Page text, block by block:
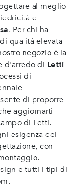
al meglio
e
. Per chi ha
qualità elevata
negozio è la
d'arredo di Letti
di
di proporre
aggiornarti
di Letti.
esigenza dei
con
e tutti i tipi di